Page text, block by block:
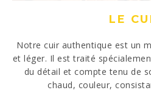
LE
Notre cuir authentique est un
et léger. Il est traité
du détail et compte tenu de
chaud, couleur,